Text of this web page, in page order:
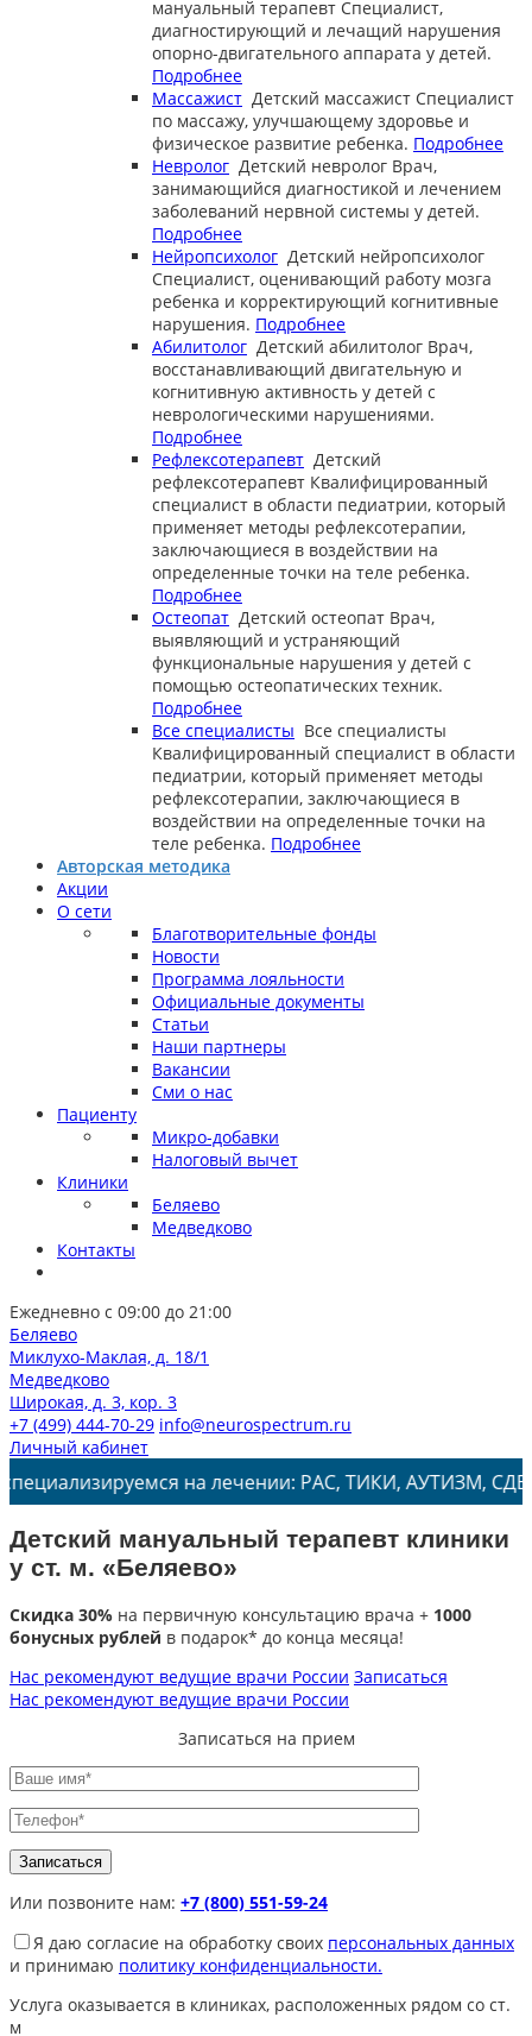
мануальный терапевт Специалист,
диагностирующий и лечащий нарушения
опорно-двигательного аппарата у детей.
Подробнее
Массажист Детский массажист Специалист
по массажу, улучшающему здоровье и
физическое развитие ребенка. Подробнее
Невролог Детский невролог Врач,
занимающийся диагностикой и лечением
заболеваний нервной системы у детей.
Подробнее
Нейропсихолог Детский нейропсихолог
Специалист, оценивающий работу мозга
ребенка и корректирующий когнитивные
нарушения. Подробнее
Абилитолог Детский абилитолог Врач,
восстанавливающий двигательную и
когнитивную активность у детей с
неврологическими нарушениями.
Подробнее
Рефлексотерапевт Детский
рефлексотерапевт Квалифицированный
специалист в области педиатрии, который
применяет методы рефлексотерапии,
заключающиеся в воздействии на
определенные точки на теле ребенка.
Подробнее
Остеопат Детский остеопат Врач,
выявляющий и устраняющий
функциональные нарушения у детей с
помощью остеопатических техник.
Подробнее
Все специалисты Все специалисты
Квалифицированный специалист в области
педиатрии, который применяет методы
рефлексотерапии, заключающиеся в
воздействии на определенные точки на
теле ребенка. Подробнее
Авторская методика
Акции
О сети
Благотворительные фонды
Новости
Программа лояльности
Официальные документы
Статьи
Наши партнеры
Вакансии
Сми о нас
Пациенту
Микро-добавки
Налоговый вычет
Клиники
Беляево
Медведково
Контакты
Ежедневно с 09:00 до 21:00
Беляево
Миклухо-Маклая, д. 18/1
Медведково
Широкая, д. 3, кор. 3
+7 (499) 444-70-29 info@neurospectrum.ru
Личный кабинет
на лечении: РАС, ТИКИ, АУТИЗМ, СДВГ, ЗПРР,
Детский мануальный терапевт клиники
у ст. м. «Беляево»
Скидка 30% на первичную консультацию врача + 1000
бонусных рублей в подарок* до конца месяца!
Нас рекомендуют ведущие врачи России Записаться
Нас рекомендуют ведущие врачи России
Записаться на прием
Или позвоните нам: +7 (800) 551-59-24
Я даю согласие на обработку своих персональных данных
и принимаю политику конфиденциальности.
Услуга оказывается в клиниках, расположенных рядом со ст.
м